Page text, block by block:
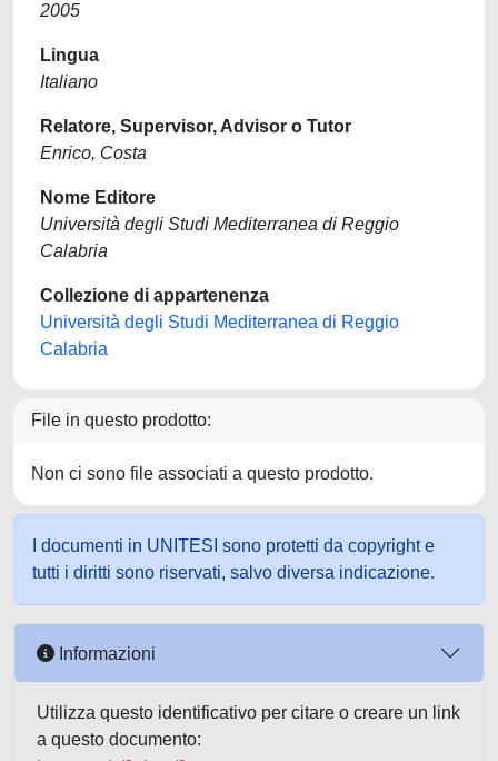
2005
Lingua
Italiano
Relatore, Supervisor, Advisor o Tutor
Enrico, Costa
Nome Editore
Università degli Studi Mediterranea di Reggio
Calabria
Collezione di appartenenza
Università degli Studi Mediterranea di Reggio
Calabria
File in questo prodotto:
Non ci sono file associati a questo prodotto.
I documenti in UNITESI sono protetti da copyright e
tutti i diritti sono riservati, salvo diversa indicazione.
Informazioni
Utilizza questo identificativo per citare o creare un link
a questo documento: